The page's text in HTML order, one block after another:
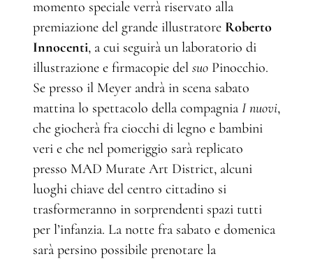
momento speciale verrà riservato alla
premiazione del grande illustratore Roberto
Innocenti, a cui seguirà un laboratorio di
illustrazione e firmacopie del suo Pinocchio.
Se presso il Meyer andrà in scena sabato
mattina lo spettacolo della compagnia I nuovi,
che giocherà fra ciocchi di legno e bambini
veri e che nel pomeriggio sarà replicato
presso MAD Murate Art District, alcuni
luoghi chiave del centro cittadino si
trasformeranno in sorprendenti spazi tutti
per l’infanzia. La notte fra sabato e domenica
sarà persino possibile prenotare la